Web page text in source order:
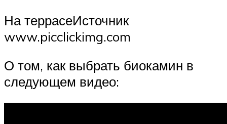
На террасеИсточник
www.picclickimg.com
О том, как выбрать биокамин в
следующем видео: